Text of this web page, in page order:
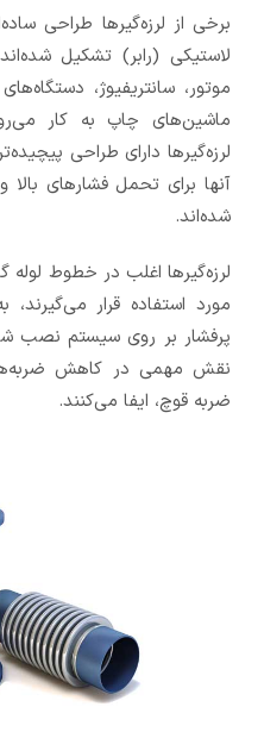
برخی از لرزه‌گیرها طراحی
لاستیکی (رابر) تشکیل
موتور، سانتریفیوژ،
ماشین‌های چاپ به کار
لرزه‌گیرها دارای طراحی
آنها برای تحمل فشارهای
شده‌اند.
لرزه‌گیرها اغلب در خطوط
مورد استفاده قرار
پرفشار بر روی سیستم نصب
نقش مهمی در کاهش
ضربه قوچ، ایفا می‌کنند.